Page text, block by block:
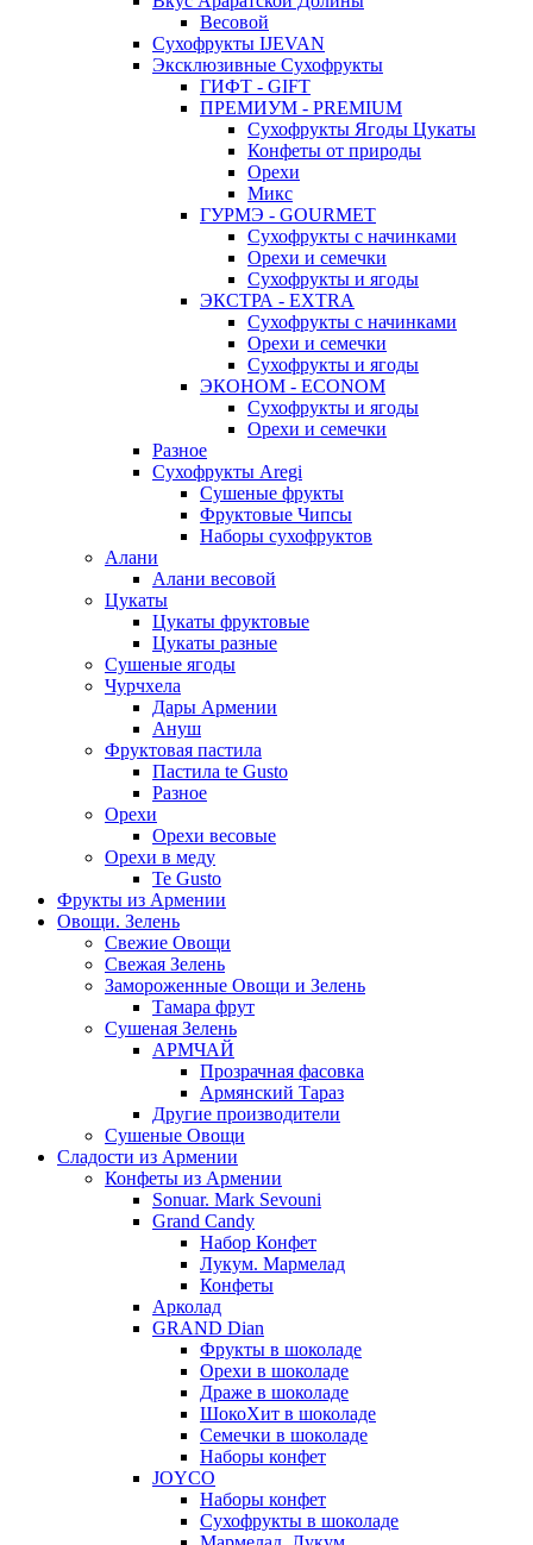
Весовой
Сухофрукты IJEVAN
Эксклюзивные Сухофрукты
ГИФТ - GIFT
ПРЕМИУМ - PREMIUM
Сухофрукты Ягоды Цукаты
Конфеты от природы
Орехи
Микс
ГУРМЭ - GOURMET
Сухофрукты с начинками
Орехи и семечки
Сухофрукты и ягоды
ЭКСТРА - EXTRA
Сухофрукты с начинками
Орехи и семечки
Сухофрукты и ягоды
ЭКОНОМ - ECONOM
Сухофрукты и ягоды
Орехи и семечки
Разное
Сухофрукты Aregi
Сушеные фрукты
Фруктовые Чипсы
Наборы сухофруктов
Алани
Алани весовой
Цукаты
Цукаты фруктовые
Цукаты разные
Сушеные ягоды
Чурчхела
Дары Армении
Ануш
Фруктовая пастила
Пастила te Gusto
Разное
Орехи
Орехи весовые
Орехи в меду
Te Gusto
Фрукты из Армении
Овощи. Зелень
Свежие Овощи
Свежая Зелень
Замороженные Овощи и Зелень
Тамара фрут
Сушеная Зелень
АРМЧАЙ
Прозрачная фасовка
Армянский Тараз
Другие производители
Сушеные Овощи
Сладости из Армении
Конфеты из Армении
Sonuar. Mark Sevouni
Grand Candy
Набор Конфет
Лукум. Мармелад
Конфеты
Арколад
GRAND Dian
Фрукты в шоколаде
Орехи в шоколаде
Драже в шоколаде
ШокоХит в шоколаде
Семечки в шоколаде
Наборы конфет
JOYCO
Наборы конфет
Сухофрукты в шоколаде